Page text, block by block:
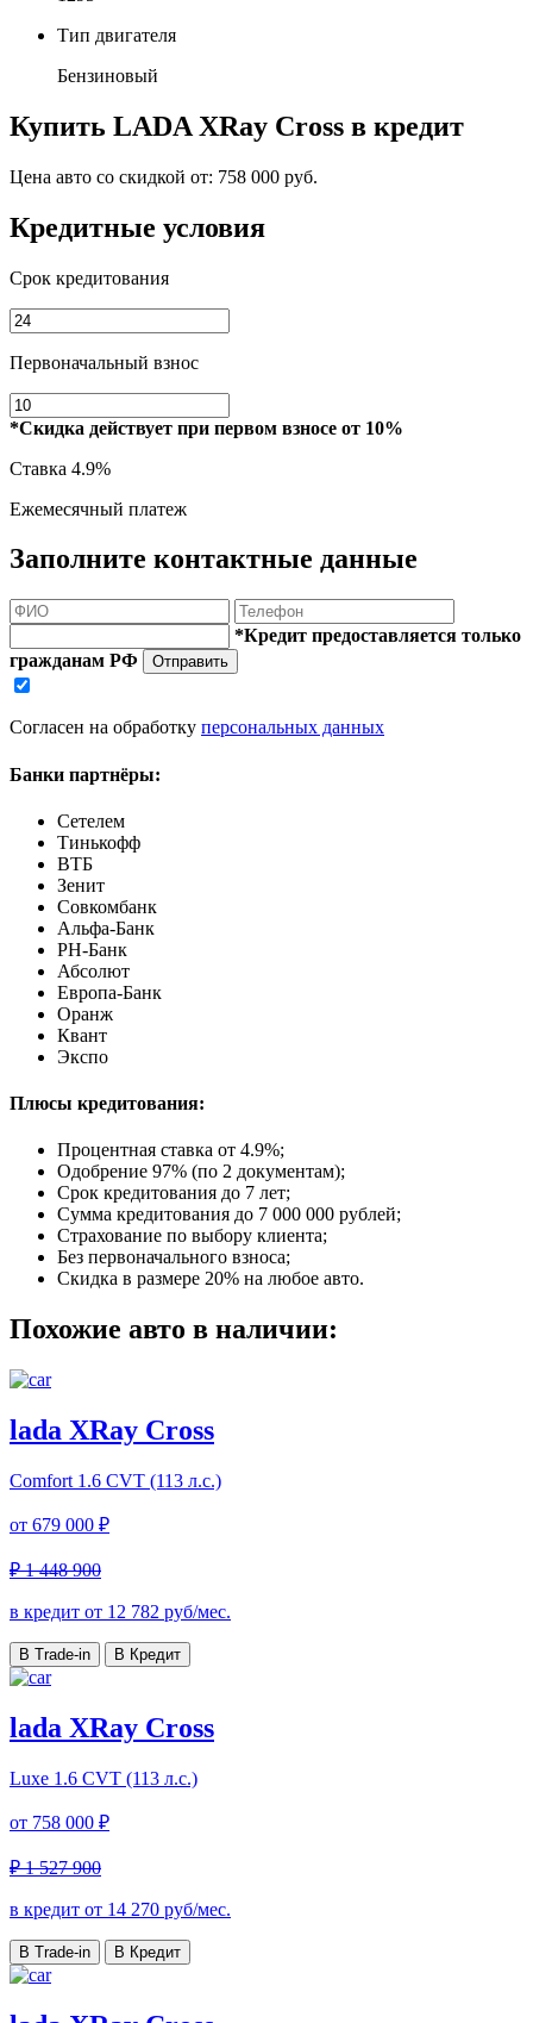
Тип двигателя
Бензиновый
Купить LADA XRay Cross в кредит
Цена авто со скидкой от: 758 000 руб.
Кредитные условия
Срок кредитования
Первоначальный взнос
*Скидка действует при первом взносе от 10%
Ставка 4.9%
Ежемесячный платеж
Заполните контактные данные
*Кредит предоставляется только
гражданам РФ
Отправить
Согласен на обработку персональных данных
Банки партнёры:
Сетелем
Тинькофф
ВТБ
Зенит
Совкомбанк
Альфа-Банк
РН-Банк
Абсолют
Европа-Банк
Оранж
Квант
Экспо
Плюсы кредитования:
Процентная ставка от 4.9%;
Одобрение 97% (по 2 документам);
Срок кредитования до 7 лет;
Сумма кредитования до 7 000 000 рублей;
Страхование по выбору клиента;
Без первоначального взноса;
Скидка в размере 20% на любое авто.
Похожие авто в наличии:
lada XRay Cross
Comfort 1.6 CVT (113 л.с.)
от 679 000 ₽
₽ 1 448 900
в кредит от 12 782 руб/мес.
В Trade-in В Кредит
lada XRay Cross
Luxe 1.6 CVT (113 л.с.)
от 758 000 ₽
₽ 1 527 900
в кредит от 14 270 руб/мес.
В Trade-in В Кредит